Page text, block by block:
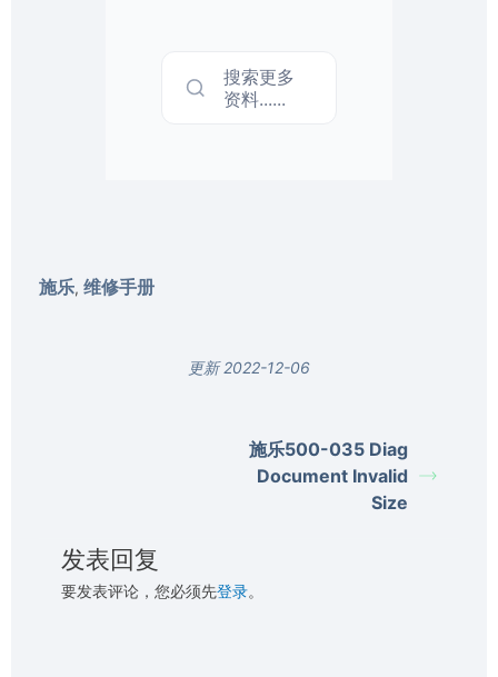
搜索更多
资料......
施乐, 维修手册
更新 2022-12-06
施乐500-035 Diag
Document Invalid
Size
发表回复
要发表评论，您必须先登录。